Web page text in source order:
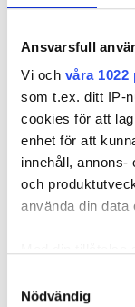
Ansvarsfull
Vi och våra 1022
som t.ex. ditt IP-
cookies för att
enhet för att
innehåll, annons-
och
använda din
som kan ha
Nödvändig
svetsskarven
Därför sade den
med hänvisning
kallade vårdplikt
på att flytta fick
uppsägningen.